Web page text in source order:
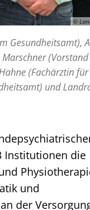
©
Gesundheitsamt),
(Fachärztin für
und
Institutionen die
und
der